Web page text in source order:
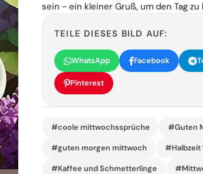
sein - ein kleiner Gruß, um den Tag zu
TEILE DIESES BILD AUF:
WhatsApp Facebook
Pinterest
#coole mittwochssprüche #Guten
#guten morgen mittwoch #Halbzeit
#Kaffee und Schmetterlinge